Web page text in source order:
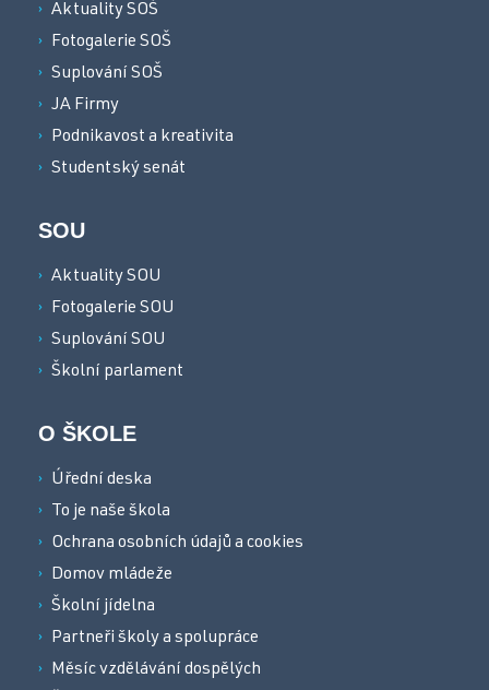
Aktuality SOŠ
Fotogalerie SOŠ
Suplování SOŠ
JA Firmy
Podnikavost a kreativita
Studentský senát
SOU
Aktuality SOU
Fotogalerie SOU
Suplování SOU
Školní parlament
O ŠKOLE
Úřední deska
To je naše škola
Ochrana osobních údajů a cookies
Domov mládeže
Školní jídelna
Partneři školy a spolupráce
Měsíc vzdělávání dospělých